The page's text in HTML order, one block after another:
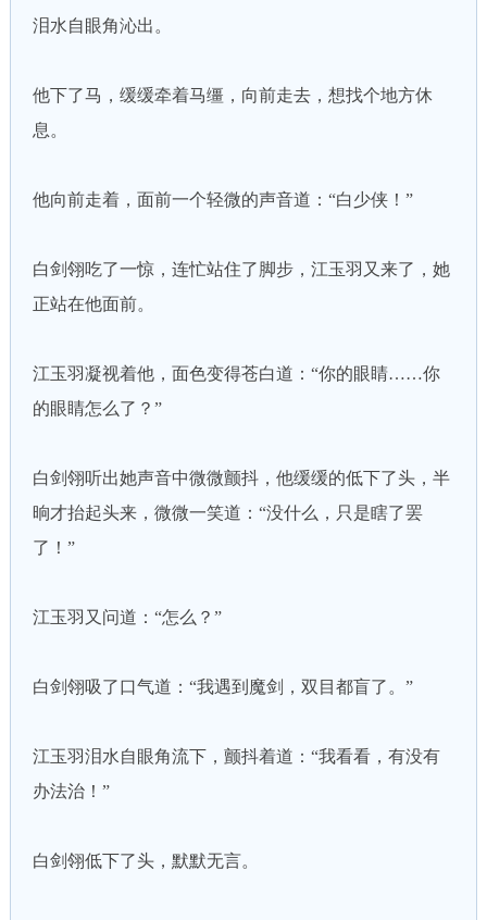
泪水自眼角沁出。
他下了马，缓缓牵着马缰，向前走去，想找个地方休
息。
他向前走着，面前一个轻微的声音道：“白少侠！”
白剑翎吃了一惊，连忙站住了脚步，江玉羽又来了，她
正站在他面前。
江玉羽凝视着他，面色变得苍白道：“你的眼睛……你
的眼睛怎么了？”
白剑翎听出她声音中微微颤抖，他缓缓的低下了头，半
晌才抬起头来，微微一笑道：“没什么，只是瞎了罢
了！”
江玉羽又问道：“怎么？”
白剑翎吸了口气道：“我遇到魔剑，双目都盲了。”
江玉羽泪水自眼角流下，颤抖着道：“我看看，有没有
办法治！”
白剑翎低下了头，默默无言。